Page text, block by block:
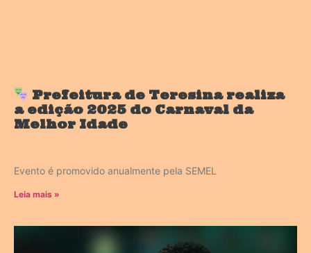
Prefeitura de Teresina realiza
a edição 2025 do Carnaval da
Melhor Idade
Evento é promovido anualmente pela SEMEL
Leia mais »